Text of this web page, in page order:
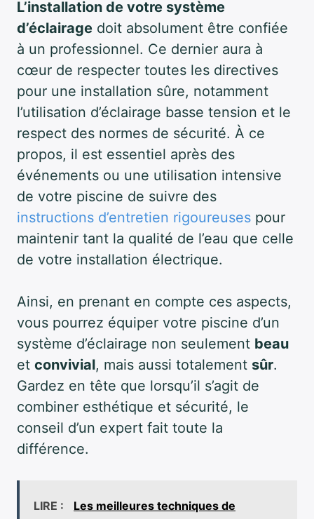
L’installation de votre système
d’éclairage doit absolument être confiée
à un professionnel. Ce dernier aura à
cœur de respecter toutes les directives
pour une installation sûre, notamment
l’utilisation d’éclairage basse tension et le
respect des normes de sécurité. À ce
propos, il est essentiel après des
événements ou une utilisation intensive
de votre piscine de suivre des
instructions d’entretien rigoureuses pour
maintenir tant la qualité de l’eau que celle
de votre installation électrique.
Ainsi, en prenant en compte ces aspects,
vous pourrez équiper votre piscine d’un
système d’éclairage non seulement beau
et convivial, mais aussi totalement sûr.
Gardez en tête que lorsqu’il s’agit de
combiner esthétique et sécurité, le
conseil d’un expert fait toute la
différence.
LIRE :
Les meilleures techniques de